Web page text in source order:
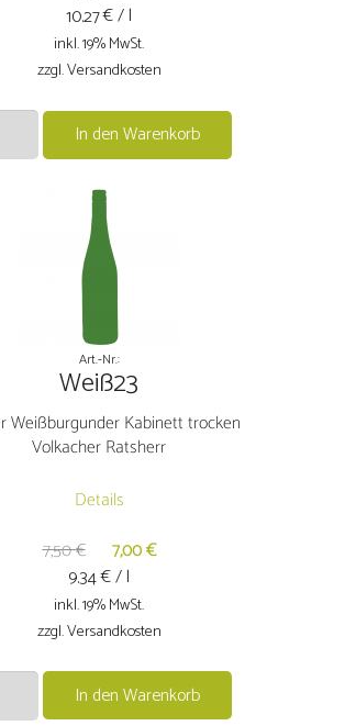
10.27€ / l
inkl. 19% MwSt.
zzgl. Versandkosten
In den Warenkorb
Art.-Nr.:
Weiß23
Weißburgunder Kabinett trocken
Volkacher Ratsherr
Details
7,50€
Ursprünglicher
Preis
war:
7,50 €
7,00€
9.34€ / l
inkl. 19% MwSt.
zzgl. Versandkosten
In den Warenkorb